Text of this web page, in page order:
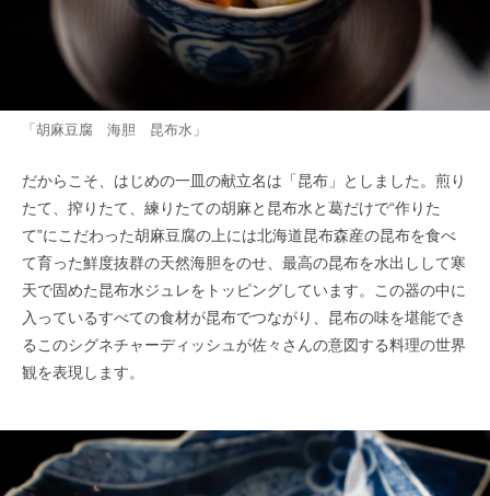
「胡麻豆腐 海胆 昆布水」
だからこそ、はじめの一皿の献立名は「昆布」としました。煎り
たて、搾りたて、練りたての胡麻と昆布水と葛だけで“作りた
て”にこだわった胡麻豆腐の上には北海道昆布森産の昆布を食べ
て育った鮮度抜群の天然海胆をのせ、最高の昆布を水出しして寒
天で固めた昆布水ジュレをトッピングしています。この器の中に
入っているすべての食材が昆布でつながり、昆布の味を堪能でき
るこのシグネチャーディッシュが佐々さんの意図する料理の世界
観を表現します。